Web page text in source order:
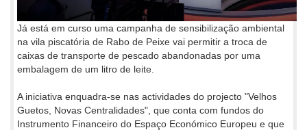
Já está em curso uma campanha de sensibilização ambiental
na vila piscatória de Rabo de Peixe vai permitir a troca de
caixas de transporte de pescado abandonadas por uma
embalagem de um litro de leite.
A iniciativa enquadra-se nas actividades do projecto "Velhos
Guetos, Novas Centralidades", que conta com fundos do
Instrumento Financeiro do Espaço Económico Europeu e que